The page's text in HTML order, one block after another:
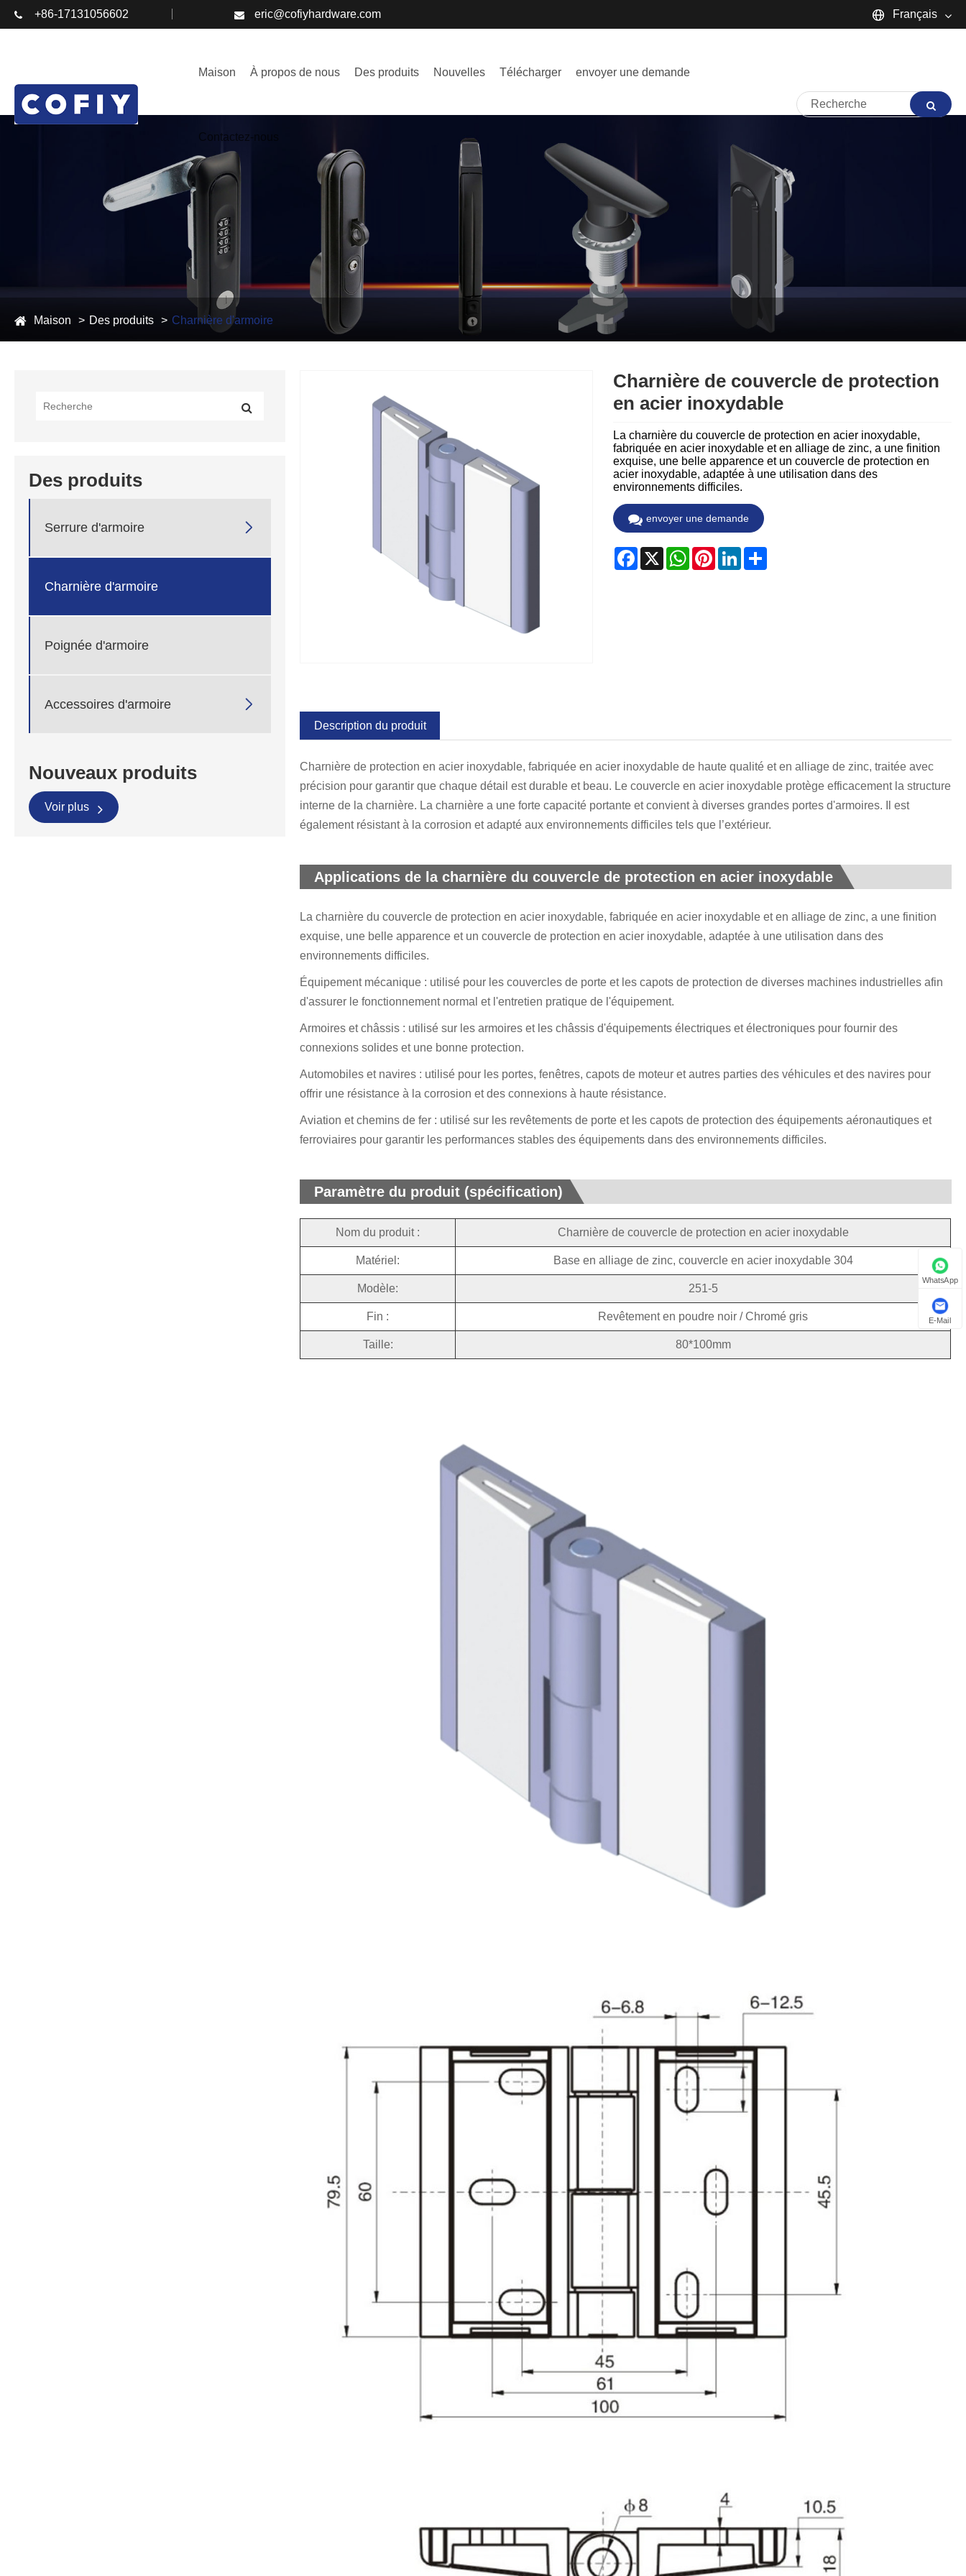
+86-17131056602 eric@cofiyhardware.com Français
Português
Italiano
Svenska
Maison À propos de nous Des produits Nouvelles Télécharger envoyer une demande
Contactez-nous
Maison Des produits Charnière d'armoire
Des produits
Serrure d'armoire 
Charnière d'armoire
Poignée d'armoire
Accessoires d'armoire 
Nouveaux produits
Voir plus
Charnière de couvercle de protection
en acier inoxydable
La charnière du couvercle de protection en acier inoxydable,
fabriquée en acier inoxydable et en alliage de zinc, a une finition
exquise, une belle apparence et un couvercle de protection en
acier inoxydable, adaptée à une utilisation dans des
environnements difficiles.
envoyer une demande
Facebook
X WhatsApp
PinterestLinkedInShare
Description du produit
Charnière de protection en acier inoxydable, fabriquée en acier inoxydable de haute qualité et en alliage de zinc, traitée avec
précision pour garantir que chaque détail est durable et beau. Le couvercle en acier inoxydable protège efficacement la structure
interne de la charnière. La charnière a une forte capacité portante et convient à diverses grandes portes d'armoires. Il est
également résistant à la corrosion et adapté aux environnements difficiles tels que l’extérieur.
Applications de la charnière du couvercle de protection en acier inoxydable
La charnière du couvercle de protection en acier inoxydable, fabriquée en acier inoxydable et en alliage de zinc, a une finition
exquise, une belle apparence et un couvercle de protection en acier inoxydable, adaptée à une utilisation dans des
environnements difficiles.
Équipement mécanique : utilisé pour les couvercles de porte et les capots de protection de diverses machines industrielles afin
d'assurer le fonctionnement normal et l'entretien pratique de l'équipement.
Armoires et châssis : utilisé sur les armoires et les châssis d'équipements électriques et électroniques pour fournir des
connexions solides et une bonne protection.
Automobiles et navires : utilisé pour les portes, fenêtres, capots de moteur et autres parties des véhicules et des navires pour
offrir une résistance à la corrosion et des connexions à haute résistance.
Aviation et chemins de fer : utilisé sur les revêtements de porte et les capots de protection des équipements aéronautiques et
ferroviaires pour garantir les performances stables des équipements dans des environnements difficiles.
Paramètre du produit (spécification)
Nom du produit : Charnière de couvercle de protection en acier inoxydable
Matériel: Base en alliage de zinc, couvercle en acier inoxydable 304
Modèle: 251-5
Fin : Revêtement en poudre noir / Chromé gris
Taille: 80*100mm
WhatsApp
E-Mail